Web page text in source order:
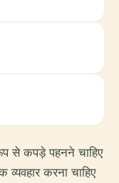
से कपड़े पहनने चाहिए
करना चाहिए